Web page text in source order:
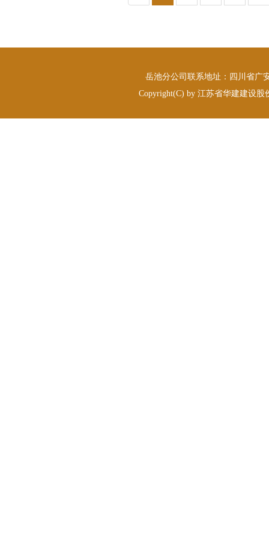
岳池分公司联系地址：四川省广
Copyright(C) by 江苏省华建建设